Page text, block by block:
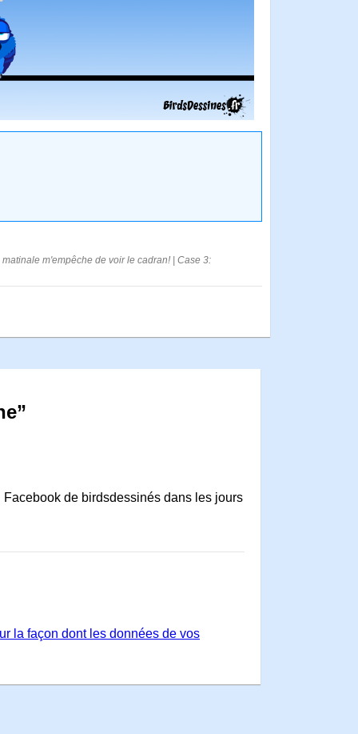
m'empêche de voir le cadran! | Case 3:
de birdsdessinés dans les jours
la façon dont les données de vos